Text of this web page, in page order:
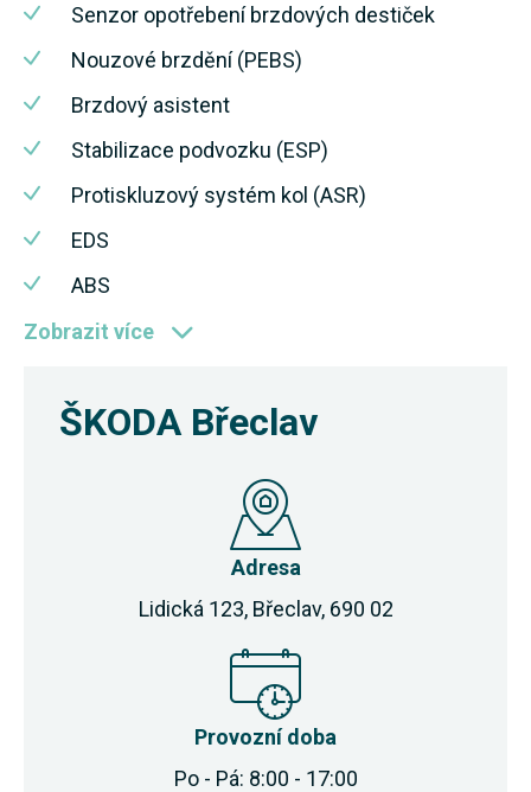
Senzor opotřebení brzdových destiček
Nouzové brzdění (PEBS)
Brzdový asistent
Stabilizace podvozku (ESP)
Protiskluzový systém kol (ASR)
EDS
ABS
Zobrazit více
ŠKODA Břeclav
Adresa
Lidická 123, Břeclav, 690 02
Provozní doba
Po - Pá: 8:00 - 17:00